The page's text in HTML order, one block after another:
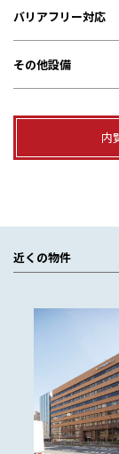
バリアフリー対応
その他設備
内
近くの物件